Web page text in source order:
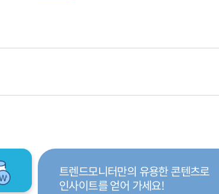
트렌드모니터만의 유용한 콘텐츠로
인사이트를 얻어 가세요!